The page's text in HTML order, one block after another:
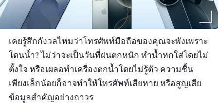
เคยรู้สึกกังวลไหมว่าโทรศัพท์มือถือของคุณจะพังเพราะ
โดนน้ำ? ไม่ว่าจะเป็นวันที่ฝนตกหนัก ทำน้ำหกใส่โดยไม่
ตั้งใจ หรือเผลอทำเครื่องตกน้ำโดยไม่รู้ตัว ความชื้น
เพียงเล็กน้อยก็อาจทำให้โทรศัพท์เสียหาย หรือสูญเสีย
ข้อมูลสำคัญอย่างถาวร